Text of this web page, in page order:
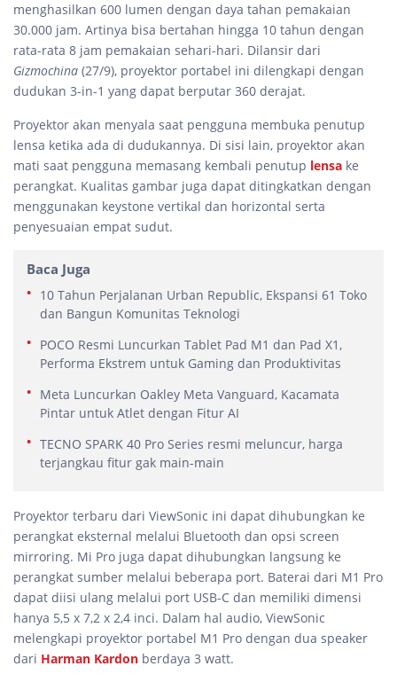
menghasilkan 600 lumen dengan daya tahan pemakaian
30.000 jam. Artinya bisa bertahan hingga 10 tahun dengan
rata-rata 8 jam pemakaian sehari-hari. Dilansir dari
Gizmochina (27/9), proyektor portabel ini dilengkapi dengan
dudukan 3-in-1 yang dapat berputar 360 derajat.
Proyektor akan menyala saat pengguna membuka penutup
lensa ketika ada di dudukannya. Di sisi lain, proyektor akan
mati saat pengguna memasang kembali penutup lensa ke
perangkat. Kualitas gambar juga dapat ditingkatkan dengan
menggunakan keystone vertikal dan horizontal serta
penyesuaian empat sudut.
Baca Juga
10 Tahun Perjalanan Urban Republic, Ekspansi 61 Toko
dan Bangun Komunitas Teknologi
POCO Resmi Luncurkan Tablet Pad M1 dan Pad X1,
Performa Ekstrem untuk Gaming dan Produktivitas
Meta Luncurkan Oakley Meta Vanguard, Kacamata
Pintar untuk Atlet dengan Fitur AI
TECNO SPARK 40 Pro Series resmi meluncur, harga
terjangkau fitur gak main-main
Proyektor terbaru dari ViewSonic ini dapat dihubungkan ke
perangkat eksternal melalui Bluetooth dan opsi screen
mirroring. Mi Pro juga dapat dihubungkan langsung ke
perangkat sumber melalui beberapa port. Baterai dari M1 Pro
dapat diisi ulang melalui port USB-C dan memiliki dimensi
hanya 5,5 x 7,2 x 2,4 inci. Dalam hal audio, ViewSonic
melengkapi proyektor portabel M1 Pro dengan dua speaker
dari Harman Kardon berdaya 3 watt.